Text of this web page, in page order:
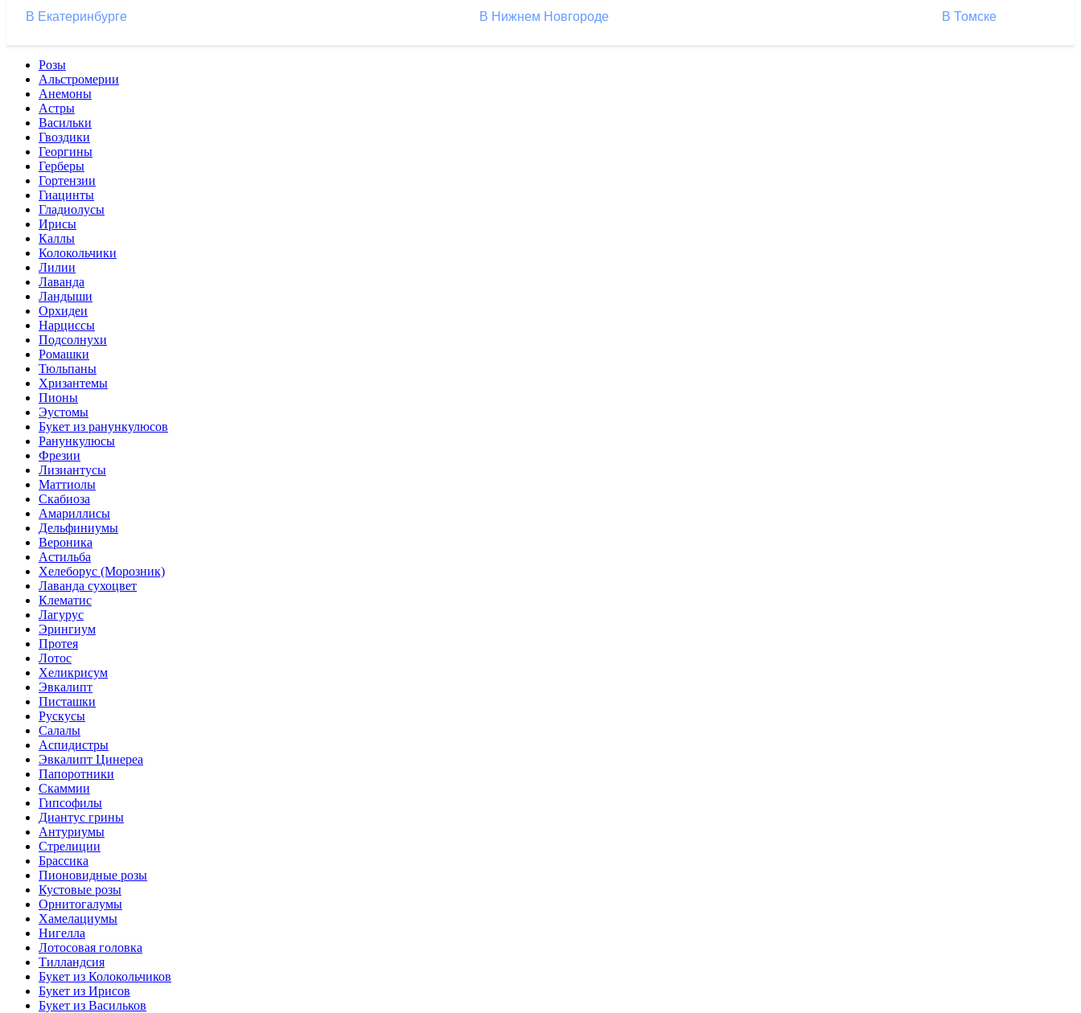
В Екатеринбурге
В Нижнем Новгороде
В Томске
Розы
Альстромерии
Анемоны
Астры
Васильки
Гвоздики
Георгины
Герберы
Гортензии
Гиацинты
Гладиолусы
Ирисы
Каллы
Колокольчики
Лилии
Лаванда
Ландыши
Орхидеи
Нарциссы
Подсолнухи
Ромашки
Тюльпаны
Хризантемы
Пионы
Эустомы
Букет из ранункулюсов
Ранункулюсы
Фрезии
Лизиантусы
Маттиолы
Скабиоза
Амариллисы
Дельфиниумы
Вероника
Астильба
Хелеборус (Морозник)
Лаванда сухоцвет
Клематис
Лагурус
Эрингиум
Протея
Лотос
Хеликрисум
Эвкалипт
Писташки
Рускусы
Салалы
Аспидистры
Эвкалипт Цинереа
Папоротники
Скаммии
Гипсофилы
Диантус грины
Антуриумы
Стрелиции
Брассика
Пионовидные розы
Кустовые розы
Орнитогалумы
Хамелациумы
Нигелла
Лотосовая головка
Тилландсия
Букет из Колокольчиков
Букет из Ирисов
Букет из Васильков